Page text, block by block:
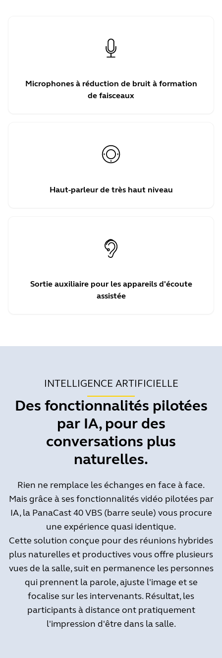
Microphones à réduction de bruit à formation
de faisceaux
Haut-parleur de très haut niveau
Sortie auxiliaire pour les appareils d'écoute
assistée
INTELLIGENCE ARTIFICIELLE
Des fonctionnalités pilotées
par IA, pour des
conversations plus
naturelles.
Rien ne remplace les échanges en face à face.
Mais grâce à ses fonctionnalités vidéo pilotées par
IA, la PanaCast 40 VBS (barre seule) vous procure
une expérience quasi identique.
Cette solution conçue pour des réunions hybrides
plus naturelles et productives vous offre plusieurs
vues de la salle, suit en permanence les personnes
qui prennent la parole, ajuste l'image et se
focalise sur les intervenants. Résultat, les
participants à distance ont pratiquement
l'impression d'être dans la salle.